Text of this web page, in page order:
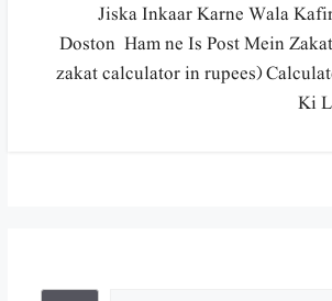
Jiska Inkaar Karne Wala
Doston Ham ne Is Post Mein
zakat calculator in rupees)
Ki